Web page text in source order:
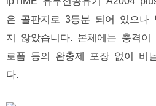
은 골판지로 3등분 되어 있으나
지 않았습니다. 본체에는 충격이
로폼 등의 완충제 포장 없이 비
다.